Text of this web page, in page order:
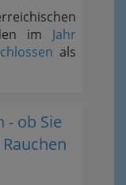
im Jahr
als
- ob Sie